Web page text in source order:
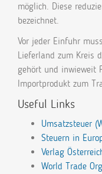
möglich. Diese
bezeichnet.
Vor jeder Einfuhr
Lieferland zum Kreis
gehört und inwieweit
Importprodukt zum
Useful Links
Umsatzsteuer
Steuern in
Verlag
World Trade